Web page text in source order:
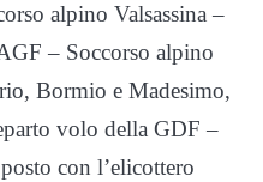
alpino Valsassina –
– Soccorso alpino
Bormio e Madesimo,
volo della GDF –
con l’elicottero